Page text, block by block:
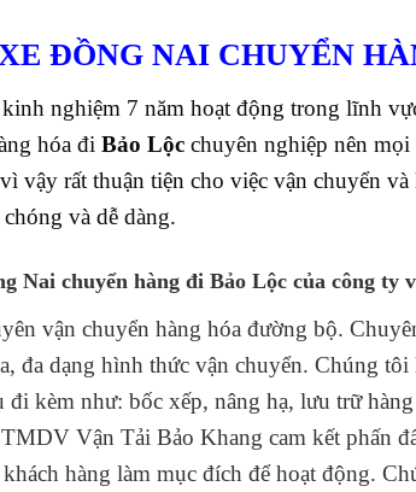
ĐỒNG NAI CHUYỂN
nghiệm 7 năm hoạt động trong lĩnh
hóa đi Bảo Lộc chuyên nghiệp nên
vậy rất thuận tiện cho việc vận chuyển
và dễ dàng.
Nai chuyển hàng đi Bảo Lộc của công ty
vận chuyển hàng hóa đường bộ.
đa dạng hình thức vận chuyển. Chúng
đi kèm như: bốc xếp, nâng hạ, lưu trữ
Vận Tải Bảo Khang cam kết phấn
hàng làm mục đích để hoạt động.